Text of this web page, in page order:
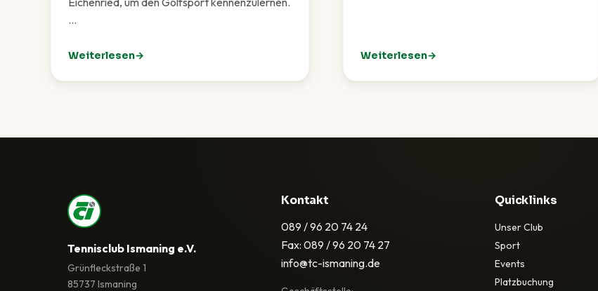
…
Weiterlesen
: Golf-Schnupperkurs: TCI zu Gast bei OPEN.9 Eichenried
Weiterlesen
: TCI-Sommerfest 2026 – Ein rundum
Tennisclub Ismaning e.V.
Grünfleckstraße 1
85737 Ismaning
Kontakt
089 / 96 20 74 24
Fax: 089 / 96 20 74 27
info@tc-ismaning.de
Quicklinks
Unser Club
Sport
Events
Platzbuchung